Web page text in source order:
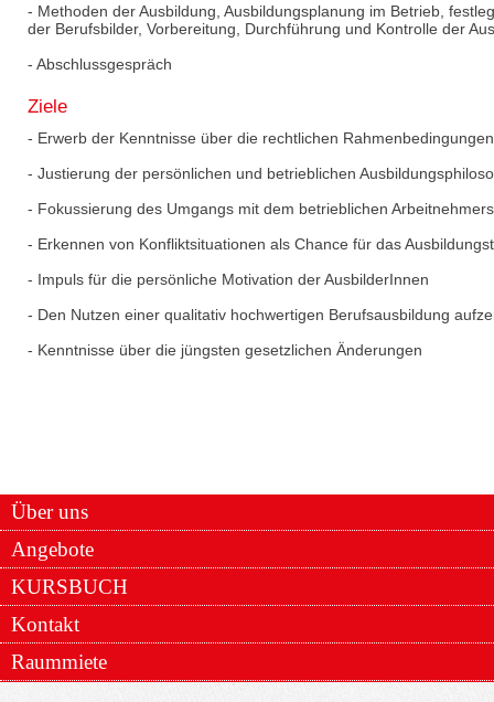
- Methoden der Ausbildung, Ausbildungsplanung im Betrieb,
der Berufsbilder, Vorbereitung, Durchführung und Kontrolle der
- Abschlussgespräch
Ziele
- Erwerb der Kenntnisse über die rechtlichen
- Justierung der persönlichen und betrieblichen
- Fokussierung des Umgangs mit dem betrieblichen
- Erkennen von Konfliktsituationen als Chance für das
- Impuls für die persönliche Motivation der AusbilderInnen
- Den Nutzen einer qualitativ hochwertigen Berufsausbildung
- Kenntnisse über die jüngsten gesetzlichen Änderungen
Über uns
Angebote
KURSBUCH
Kontakt
Raummiete